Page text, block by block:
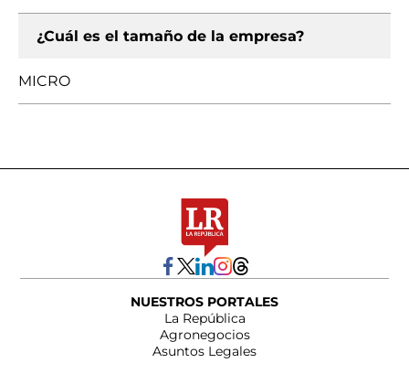
¿Cuál es el tamaño de la empresa?
MICRO
NUESTROS PORTALES
La República
Agronegocios
Asuntos Legales